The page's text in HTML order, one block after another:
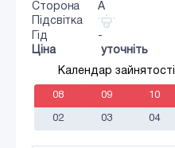
Сторона
A
Підсвітка
Гід
-
Ціна
уточніть
Календар зайнятості
08 09 10
02 03 04